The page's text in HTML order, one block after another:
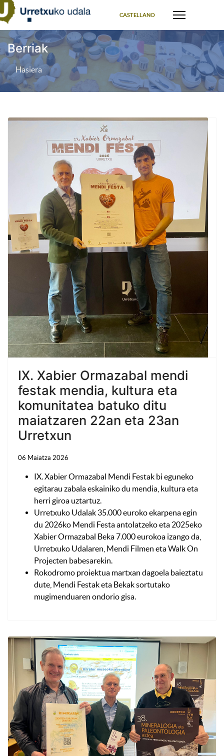
CASTELLANO
Berriak
Hasiera
IX. Xabier Ormazabal mendi
festak mendia, kultura eta
komunitatea batuko ditu
maiatzaren 22an eta 23an
Urretxun
06 Maiatza 2026
IX. Xabier Ormazabal Mendi Festak bi eguneko
egitarau zabala eskainiko du mendia, kultura eta
herri giroa uztartuz.
Urretxuko Udalak 35.000 euroko ekarpena egin
du 2026ko Mendi Festa antolatzeko eta 2025eko
Xabier Ormazabal Beka 7.000 eurokoa izango da,
Urretxuko Udalaren, Mendi Filmen eta Walk On
Projecten babesarekin.
Rokodromo proiektua martxan dagoela baieztatu
dute, Mendi Festak eta Bekak sortutako
mugimenduaren ondorio gisa.